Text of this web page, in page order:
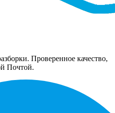
Проверенное качество,
Почтой.